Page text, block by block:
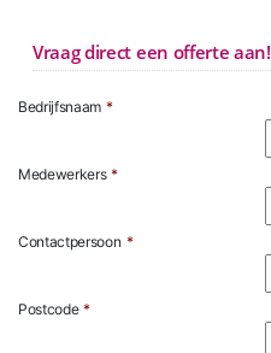
Vraag direct een offerte aan!
Bedrijfsnaam *
Medewerkers *
Contactpersoon *
Postcode *